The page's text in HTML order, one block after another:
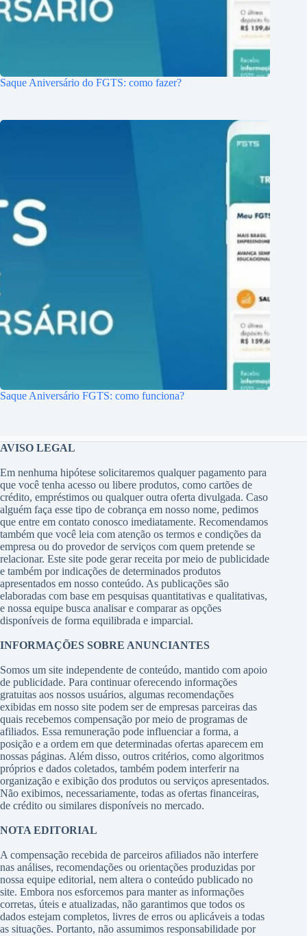
Saque Aniversário do FGTS: como fazer?
Saque Aniversário FGTS: como funciona?
AVISO LEGAL
Em nenhuma hipótese solicitaremos qualquer pagamento para
que você tenha acesso ou libere produtos, como cartões de
crédito, empréstimos ou qualquer outra oferta divulgada. Caso
alguém faça esse tipo de cobrança em nosso nome, pedimos
que entre em contato conosco imediatamente. Recomendamos
também que você leia com atenção os termos e condições da
empresa ou do provedor de serviços com quem pretende se
relacionar. Este site pode gerar receita por meio de publicidade
e também por indicações de determinados produtos
apresentados em nosso conteúdo. As publicações são
elaboradas com base em pesquisas quantitativas e qualitativas,
e nossa equipe busca analisar e comparar as opções
disponíveis de forma equilibrada e imparcial.
INFORMAÇÕES SOBRE ANUNCIANTES
Somos um site independente de conteúdo, mantido com apoio
de publicidade. Para continuar oferecendo informações
gratuitas aos nossos usuários, algumas recomendações
exibidas em nosso site podem ser de empresas parceiras das
quais recebemos compensação por meio de programas de
afiliados. Essa remuneração pode influenciar a forma, a
posição e a ordem em que determinadas ofertas aparecem em
nossas páginas. Além disso, outros critérios, como algoritmos
próprios e dados coletados, também podem interferir na
organização e exibição dos produtos ou serviços apresentados.
Não exibimos, necessariamente, todas as ofertas financeiras,
de crédito ou similares disponíveis no mercado.
NOTA EDITORIAL
A compensação recebida de parceiros afiliados não interfere
nas análises, recomendações ou orientações produzidas por
nossa equipe editorial, nem altera o conteúdo publicado no
site. Embora nos esforcemos para manter as informações
corretas, úteis e atualizadas, não garantimos que todos os
dados estejam completos, livres de erros ou aplicáveis a todas
as situações. Portanto, não assumimos responsabilidade por